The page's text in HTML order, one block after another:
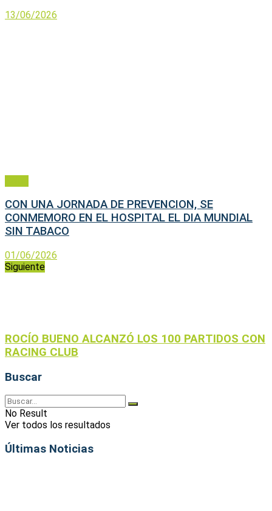
13/06/2026
CON UNA JORNADA DE PREVENCION, SE
CONMEMORO EN EL HOSPITAL EL DIA MUNDIAL
SIN TABACO
01/06/2026
Siguiente
ROCÍO BUENO ALCANZÓ LOS 100 PARTIDOS CON
RACING CLUB
Buscar
No Result
Ver todos los resultados
Últimas Noticias